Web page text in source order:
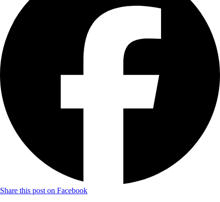
Share this post on Facebook